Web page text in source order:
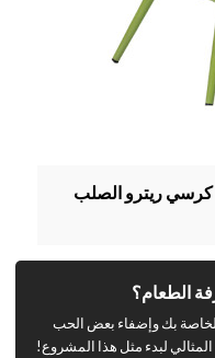
كرسي ريترو الصلب
الطعام؟
بك وإضفاء بعض الحب
لبدء مثل هذا المشروع!